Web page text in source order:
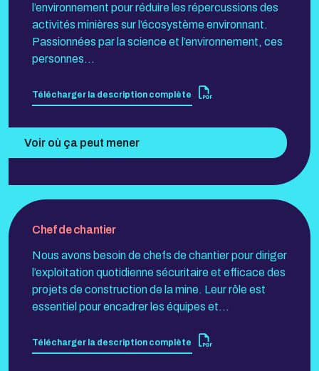
l’environnement pour réduire les répercussions des
activités minières sur l’écosystème environnant.
Passionnées par la science et l’environnement, ces
personnes…
Télécharger la description complète
Voir où ça peut mener
Chef de chantier
Nous avons besoin de chefs de chantier pour diriger
l’exploitation quotidienne sécuritaire et efficace des
projets de construction de la mine. Leur rôle est
essentiel pour encadrer les équipes et…
Télécharger la description complète